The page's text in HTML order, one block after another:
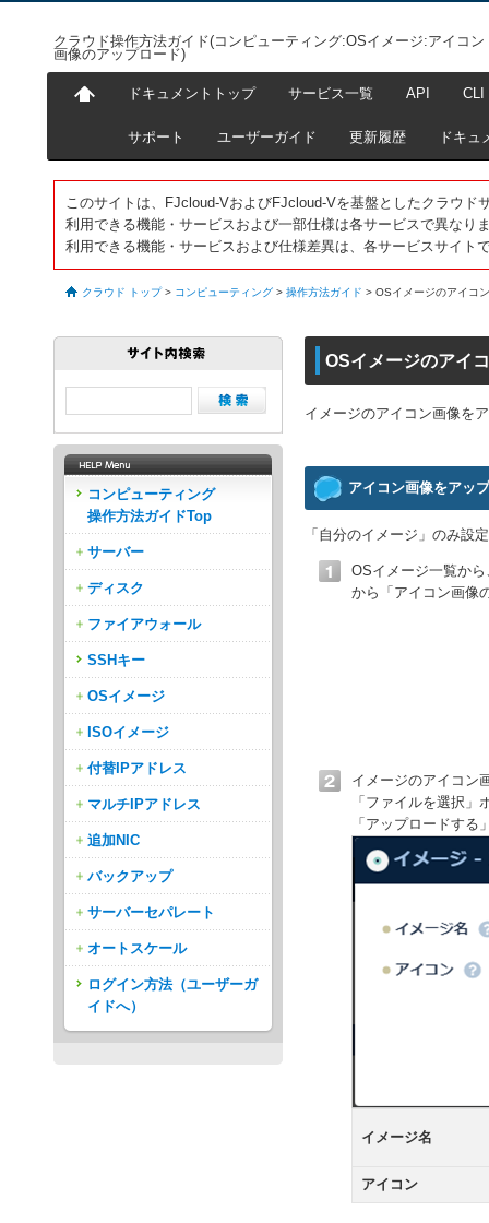
クラウド操作方法ガイド(コンピューティング:OSイメージ:アイコン
画像のアップロード)
ドキュメントトップ サービス一覧 API CLI
サポート ユーザーガイド 更新履歴 ドキュ
このサイトは、FJcloud-VおよびFJcloud-Vを基盤としたクラウド
利用できる機能・サービスおよび一部仕様は各サービスで異なり
利用できる機能・サービスおよび仕様差異は、各サービスサイト
クラウド トップ > コンピューティング > 操作方法ガイド > OSイメージのアイコ
OSイメージのアイ
イメージのアイコン画像を
アイコン画像をアッ
「自分のイメージ」のみ設
OSイメージ一覧か
から「アイコン画像
イメージのアイコン
「ファイルを選択
「アップロードす
イメージ名
アイコン
コンピューティング
操作方法ガイドTop
サーバー
ディスク
ファイアウォール
SSHキー
OSイメージ
ISOイメージ
付替IPアドレス
マルチIPアドレス
追加NIC
バックアップ
サーバーセパレート
オートスケール
ログイン方法（ユーザーガ
イドへ）